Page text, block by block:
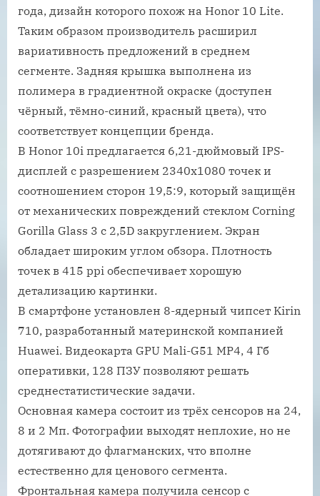
года, дизайн которого похож на Honor 10 Lite.
Таким образом производитель расширил
вариативность предложений в среднем
сегменте. Задняя крышка выполнена из
полимера в градиентной окраске (доступен
чёрный, тёмно-синий, красный цвета), что
соответствует концепции бренда.
В Honor 10i предлагается 6,21-дюймовый IPS-
дисплей с разрешением 2340х1080 точек и
соотношением сторон 19,5:9, который защищён
от механических повреждений стеклом Corning
Gorilla Glass 3 с 2,5D закруглением. Экран
обладает широким углом обзора. Плотность
точек в 415 ppi обеспечивает хорошую
детализацию картинки.
В смартфоне установлен 8-ядерный чипсет Kirin
710, разработанный материнской компанией
Huawei. Видеокарта GPU Mali-G51 MP4, 4 Гб
оперативки, 128 ПЗУ позволяют решать
среднестатистические задачи.
Основная камера состоит из трёх сенсоров на 24,
8 и 2 Мп. Фотографии выходят неплохие, но не
дотягивают до флагманских, что вполне
естественно для ценового сегмента.
Фронтальная камера получила сенсор с